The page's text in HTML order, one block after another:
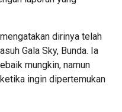
dirinya telah
Gala Sky, Bunda. Ia
mungkin, namun
ingin dipertemukan